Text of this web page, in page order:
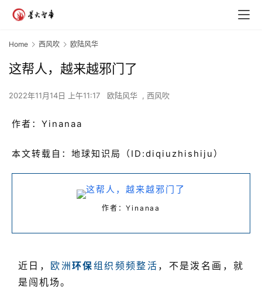
Home 西风吹 欧陆风华
这帮人，越来越邪门了
2022年11月14日 上午11:17 欧陆风华 , 西风吹
作者： Yinanaa
本文转载自：地球知识局（ID:diqiuzhishiju）
作者：Yinanaa
近日， 欧洲环保组织频频整活 ，不是泼名画，就
是闯机场。